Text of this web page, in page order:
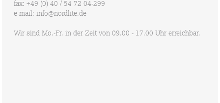
fax: +49 (0) 40 / 54 72 04-299
e-mail:info@nordlite.de
Wir sind Mo.-Fr. in der Zeit von 09.00 - 17.00 Uhr erreichbar.